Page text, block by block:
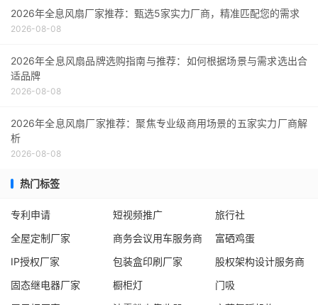
2026年全息风扇厂家推荐：甄选5家实力厂商，精准匹配您的需求
2026-08-08
2026年全息风扇品牌选购指南与推荐：如何根据场景与需求选出合
适品牌
2026-08-08
2026年全息风扇厂家推荐：聚焦专业级商用场景的五家实力厂商解
析
2026-08-08
热门标签
专利申请 短视频推广
旅行社
全屋定制厂家
商务会议用车服务商
富硒鸡蛋
IP授权厂家
包装盒印刷厂家
股权架构设计服务商
固态继电器厂家
橱柜灯
门吸